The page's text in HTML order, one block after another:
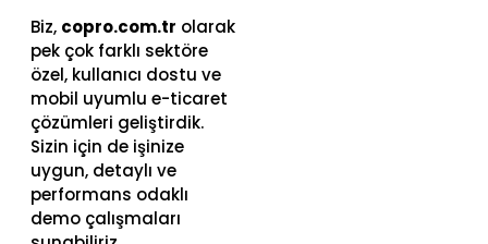
Biz, copro.com.tr olarak
pek çok farklı sektöre
özel, kullanıcı dostu ve
mobil uyumlu e-ticaret
çözümleri geliştirdik.
Sizin için de işinize
uygun, detaylı ve
performans odaklı
demo çalışmaları